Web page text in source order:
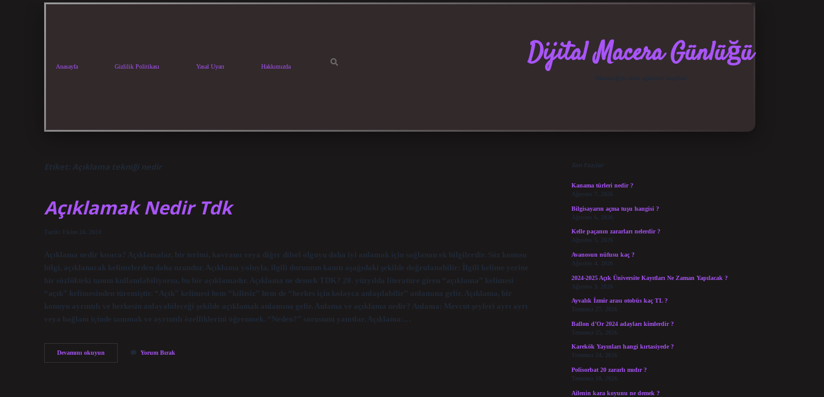
Anasayfa Gizlilik Politikası Yasal Uyarı Hakkımızda Dijital Macera Günlüğü
Etiket: Açıklama tekniği nedir
Açıklamak Nedir Tdk
Tarih: Ekim 24, 2024
Açıklama nedir kısaca? Açıklamalar, bir terimi, kavramı veya diğer dilsel olguyu daha iyi anlamak için sağlanan ek bilgilerdir. Söz konusu
bilgi, açıklanacak kelimelerden daha uzundur. Açıklama yoluyla, ilgili durumun kanıtı aşağıdaki şekilde doğrulanabilir: İlgili kelime yerine
bir sözlükteki tanım kullanılabiliyorsa, bu bir açıklamadır. Açıklama ne demek TDK? 20. yüzyılda literatüre giren “açıklama” kelimesi
“açık” kelimesinden türemiştir. “Açık” kelimesi hem “kilitsiz” hem de “herkes için kolayca anlaşılabilir” anlamına gelir. Açıklama, bir
konuyu ayrıntılı ve herkesin anlayabileceği şekilde açıklamak anlamına gelir. Anlama ve açıklama nedir? Anlama: Mevcut şeyleri ayrı ayrı
veya bağlam içinde tanımak ve ayrıntılı özelliklerini öğrenmek. “Neden?” sorusunu yanıtlar. Açıklama:…
Devamını okuyun Açıklamak
Nedir
Yorum Bırak
Son Yazılar
Kanama türleri nedir ?
Ağustos 7, 2026
Bilgisayarın açma tuşu hangisi ?
Ağustos 6, 2026
Kelle paçanın zararları nelerdir ?
Ağustos 5, 2026
Avanosun nüfusu kaç ?
Ağustos 4, 2026
2024-2025 Açık Üniversite Kayıtları Ne Zaman Yapılacak ?
Ağustos 3, 2026
Ayvalık İzmir arası otobüs kaç TL ?
Temmuz 27, 2026
Ballon d’Or 2024 adayları kimlerdir ?
Temmuz 25, 2026
Karekök Yayınları hangi kırtasiyede ?
Temmuz 24, 2026
Polisorbat 20 zararlı mıdır ?
Temmuz 18, 2026
Ailenin kara koyunu ne demek ?